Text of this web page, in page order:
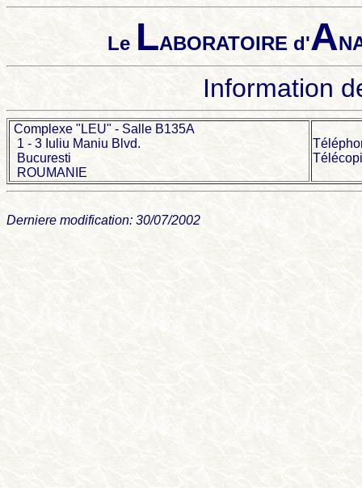
Le LABORATOIRE d'A
Information
Complexe "LEU" - Salle B135A
1 - 3 Iuliu Maniu Blvd.
Bucuresti
ROUMANIE
Derniere modification: 30/07/2002